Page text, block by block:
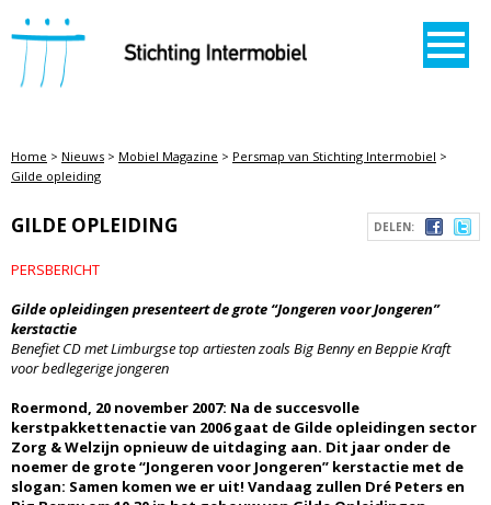
STICHTING INTERMOBIEL
Home > Nieuws > Mobiel Magazine > Persmap van Stichting Intermobiel >
Gilde opleiding
DELEN:
GILDE OPLEIDING
PERSBERICHT
Gilde opleidingen presenteert de grote “Jongeren voor Jongeren”
kerstactie
Benefiet CD met Limburgse top artiesten zoals Big Benny en Beppie Kraft
voor bedlegerige jongeren
Roermond, 20 november 2007: Na de succesvolle
kerstpakkettenactie van 2006 gaat de Gilde opleidingen sector
Zorg & Welzijn opnieuw de uitdaging aan. Dit jaar onder de
noemer de grote “Jongeren voor Jongeren” kerstactie met de
slogan: Samen komen we er uit! Vandaag zullen Dré Peters en